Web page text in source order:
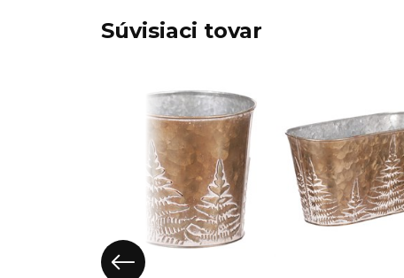
Súvisiaci tovar